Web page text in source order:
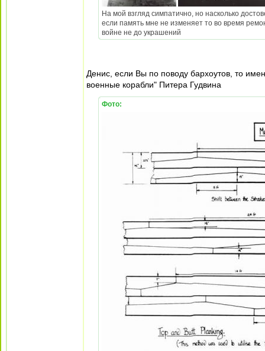
На мой взгляд симпатично, но насколько
если память мне не изменяет то во время
войне не до украшений
Денис, если Вы по поводу бархоутов, то
военные корабли" Питера Гудвина
Фото: